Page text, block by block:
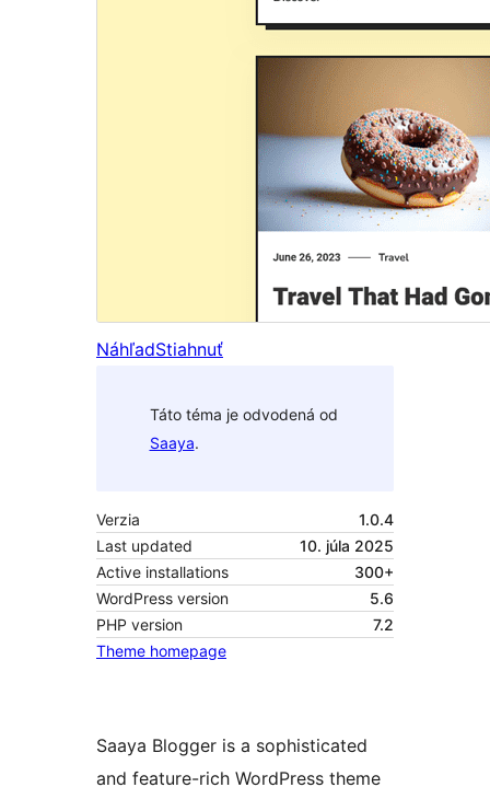
NáhľadStiahnuť
Táto téma je odvodená od
Saaya.
Verzia
1.0.4
Last updated
10. júla 2025
Active installations
300+
WordPress version
5.6
PHP version
7.2
Theme homepage
Saaya Blogger is a sophisticated
and feature-rich WordPress theme